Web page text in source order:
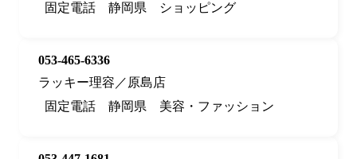
固定電話
静岡県 ショッピング
053-465-6336
ラッキー理容／原島店
固定電話
静岡県 美容・ファッション